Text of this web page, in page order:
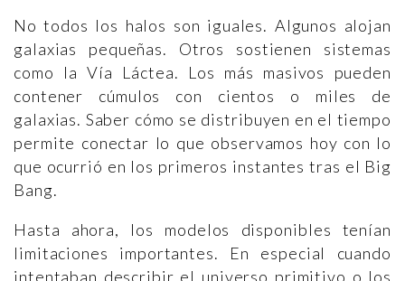
No todos los halos son iguales. Algunos alojan
galaxias pequeñas. Otros sostienen sistemas
como la Vía Láctea. Los más masivos pueden
contener cúmulos con cientos o miles de
galaxias. Saber cómo se distribuyen en el tiempo
permite conectar lo que observamos hoy con lo
que ocurrió en los primeros instantes tras el Big
Bang.
Hasta ahora, los modelos disponibles tenían
limitaciones importantes. En especial cuando
intentaban describir el universo primitivo o los